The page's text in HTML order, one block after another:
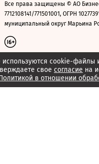
cookie-файлы
свое согласие на
в отношении
Все права защищены © АО
7712108141/771501001, ОГРН
муниципальный округ Марьина